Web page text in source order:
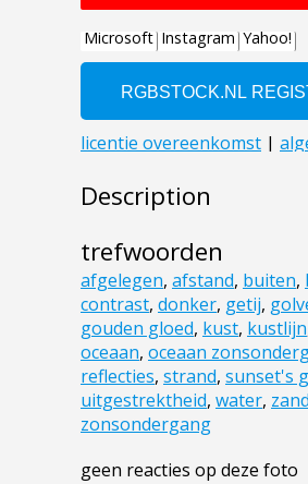
Description
trefwoorden
afgelegen, afstand, buiten,
contrast, donker, getij,
gouden gloed, kust, kustlijn
oceaan, oceaan
reflecties, strand, sunset's
uitgestrektheid, water, zand
zonsondergang
geen reacties op deze foto